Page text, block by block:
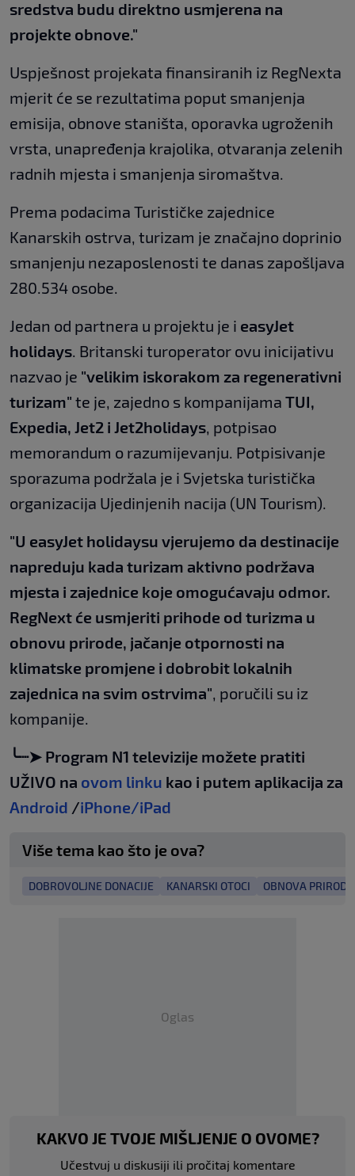
sredstva budu direktno usmjerena na
projekte obnove."
Uspješnost projekata finansiranih iz RegNexta
mjerit će se rezultatima poput smanjenja
emisija, obnove staništa, oporavka ugroženih
vrsta, unapređenja krajolika, otvaranja zelenih
radnih mjesta i smanjenja siromaštva.
Prema podacima Turističke zajednice
Kanarskih ostrva, turizam je značajno doprinio
smanjenju nezaposlenosti te danas zapošljava
280.534 osobe.
Jedan od partnera u projektu je i easyJet
holidays. Britanski turoperator ovu inicijativu
nazvao je "velikim iskorakom za regenerativni
turizam" te je, zajedno s kompanijama TUI,
Expedia, Jet2 i Jet2holidays, potpisao
memorandum o razumijevanju. Potpisivanje
sporazuma podržala je i Svjetska turistička
organizacija Ujedinjenih nacija (UN Tourism).
"U easyJet holidaysu vjerujemo da destinacije
napreduju kada turizam aktivno podržava
mjesta i zajednice koje omogućavaju odmor.
RegNext će usmjeriti prihode od turizma u
obnovu prirode, jačanje otpornosti na
klimatske promjene i dobrobit lokalnih
zajednica na svim ostrvima", poručili su iz
kompanije.
╰┈➤ Program N1 televizije možete pratiti
UŽIVO na ovom linku kao i putem aplikacija za
Android /iPhone/iPad
Više tema kao što je ova?
DOBROVOLJNE DONACIJE KANARSKI OTOCI OBNOVA PRIRODE
Oglas
KAKVO JE TVOJE MIŠLJENJE O OVOME?
Učestvuj u diskusiji ili pročitaj komentare